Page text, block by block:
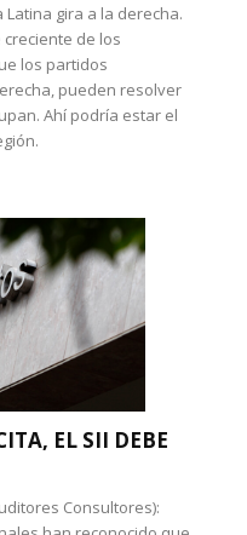
gira a la derecha.
de los
los partidos
pueden resolver
Ahí podría estar el
EL SII DEBE
Consultores):